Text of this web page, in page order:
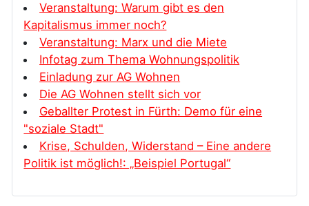
Veranstaltung: Warum gibt es den
Kapitalismus immer noch?
Veranstaltung: Marx und die Miete
Infotag zum Thema Wohnungspolitik
Einladung zur AG Wohnen
Die AG Wohnen stellt sich vor
Geballter Protest in Fürth: Demo für eine
"soziale Stadt"
Krise, Schulden, Widerstand – Eine andere
Politik ist möglich!: „Beispiel Portugal“